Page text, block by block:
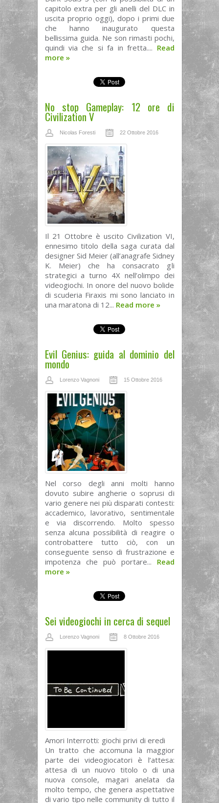
capitolo extra per gli anelli del DLC in
uscita proprio oggi), dopo i primi due
che hanno inaugurato questa
bellissima guida. Ne son rimasti pochi,
quindi via che si fa in fretta.... Read
more »
No stop Gameplay: 12 ore di
Civilization V
Nicolas Foresti 22 Ottobre 2016
Il 21 Ottobre è uscito Civilization VI,
ennesimo titolo della saga curata dal
designer Sid Meier (all’anagrafe Sidney
K. Meier) che ha consacrato gli
strategici a turno 4X nell’olimpo dei
videogiochi. In onore del nuovo bolide
di scuderia Firaxis mi sono lanciato in
una maratona di 12... Read more »
Evil Genius: guida al dominio del
mondo
Lorenzo Vagnoni 15 Ottobre 2016
Nel corso degli anni molti hanno
dovuto subire angherie o soprusi di
vario genere nei più disparati contesti:
accademico, lavorativo, sentimentale
e via discorrendo. Molto spesso
senza alcuna possibilità di reagire o
controbattere tutto ciò, con un
conseguente senso di frustrazione e
impotenza che può portare... Read
more »
Sei videogiochi in cerca di sequel
Lorenzo Vagnoni 8 Ottobre 2016
Amori Interrotti: giochi privi di eredi
Un tratto che accomuna la maggior
parte dei videogiocatori è l’attesa:
attesa di un nuovo titolo o di una
nuova console, magari anelata da
molto tempo, che genera aspettative
di vario tipo nelle community di tutto il